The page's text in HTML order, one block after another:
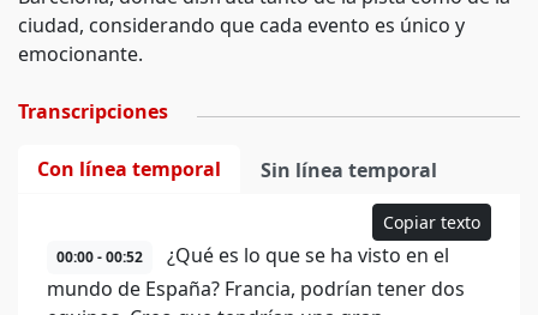
ciudad, considerando que cada evento es único y
emocionante.
Transcripciones
Con línea temporal Sin línea temporal
Copiar texto
00:00 - 00:52
¿Qué es lo que se ha visto en el
mundo de España? Francia, podrían tener dos